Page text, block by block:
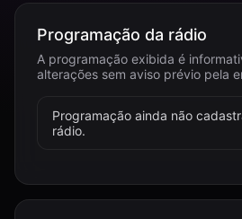
Programação da rádio
A programação exibida é
alterações sem aviso prévio pela
Programação ainda não
rádio.